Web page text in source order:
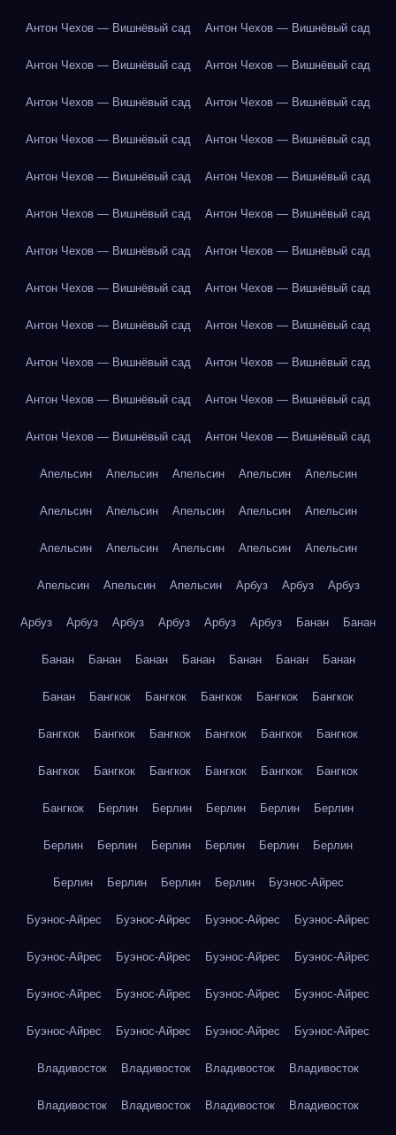
Антон Чехов — Вишнёвый сад Антон Чехов — Вишнёвый сад
Антон Чехов — Вишнёвый сад Антон Чехов — Вишнёвый сад
Антон Чехов — Вишнёвый сад Антон Чехов — Вишнёвый сад
Антон Чехов — Вишнёвый сад Антон Чехов — Вишнёвый сад
Антон Чехов — Вишнёвый сад Антон Чехов — Вишнёвый сад
Антон Чехов — Вишнёвый сад Антон Чехов — Вишнёвый сад
Антон Чехов — Вишнёвый сад Антон Чехов — Вишнёвый сад
Антон Чехов — Вишнёвый сад Антон Чехов — Вишнёвый сад
Антон Чехов — Вишнёвый сад Антон Чехов — Вишнёвый сад
Антон Чехов — Вишнёвый сад Антон Чехов — Вишнёвый сад
Антон Чехов — Вишнёвый сад Антон Чехов — Вишнёвый сад
Антон Чехов — Вишнёвый сад Антон Чехов — Вишнёвый сад
Апельсин Апельсин Апельсин Апельсин Апельсин
Апельсин Апельсин Апельсин Апельсин Апельсин
Апельсин Апельсин Апельсин Апельсин Апельсин
Апельсин Апельсин Апельсин Арбуз Арбуз Арбуз
Арбуз Арбуз Арбуз Арбуз Арбуз Арбуз Банан Банан
Банан Банан Банан Банан Банан Банан Банан
Банан Бангкок Бангкок Бангкок Бангкок Бангкок
Бангкок Бангкок Бангкок Бангкок Бангкок Бангкок
Бангкок Бангкок Бангкок Бангкок Бангкок Бангкок
Бангкок Берлин Берлин Берлин Берлин Берлин
Берлин Берлин Берлин Берлин Берлин Берлин
Берлин Берлин Берлин Берлин Буэнос-Айрес
Буэнос-Айрес Буэнос-Айрес Буэнос-Айрес Буэнос-Айрес
Буэнос-Айрес Буэнос-Айрес Буэнос-Айрес Буэнос-Айрес
Буэнос-Айрес Буэнос-Айрес Буэнос-Айрес Буэнос-Айрес
Буэнос-Айрес Буэнос-Айрес Буэнос-Айрес Буэнос-Айрес
Владивосток Владивосток Владивосток Владивосток
Владивосток Владивосток Владивосток Владивосток